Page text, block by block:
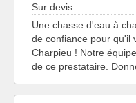
Sur devis
Une chasse d'eau à
de confiance pour qu'il
Charpieu ! Notre
de ce prestataire.